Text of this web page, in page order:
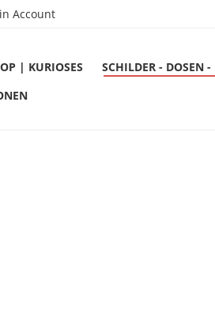
Account
| KURIOSES SCHILDER - DOSEN -